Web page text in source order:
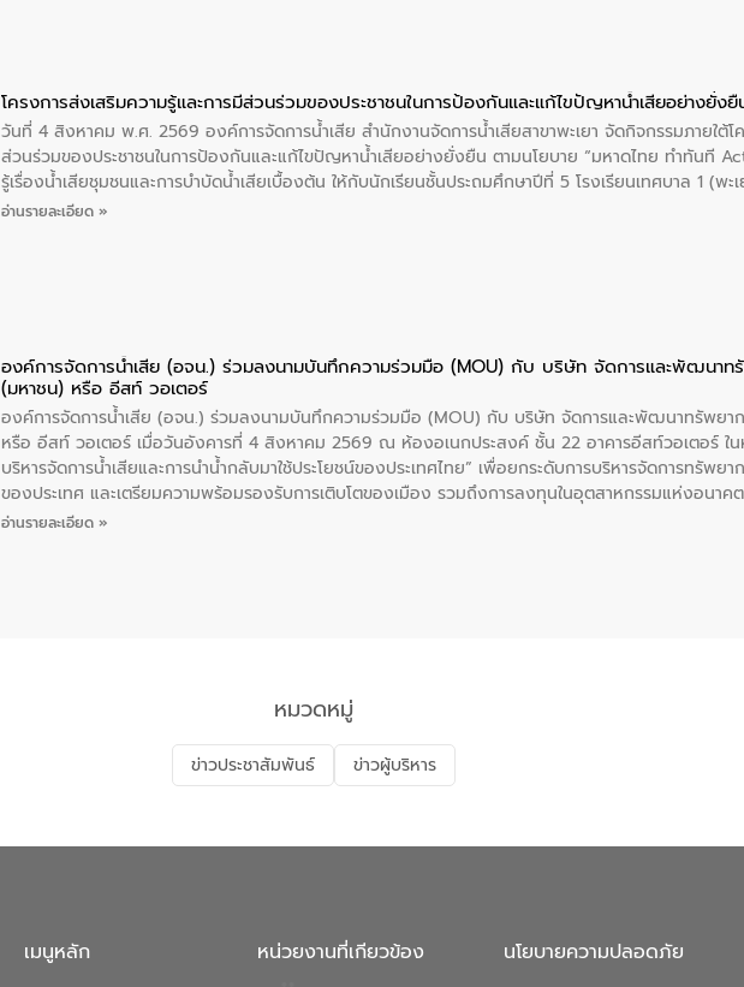
โครงการส่งเสริมความรู้และการมีส่วนร่วมของประชาชนในการป้องกันและแก้ไขปัญหาน้ำเสียอย่างยั่งยื
วันที่ 4 สิงหาคม พ.ศ. 2569 องค์การจัดการน้ำเสีย สำนักงานจัดการน้ำเสียสาขาพะเยา จัดกิจกรรมภายใต้โ
ส่วนร่วมของประชาชนในการป้องกันและแก้ไขปัญหาน้ำเสียอย่างยั่งยืน ตามนโยบาย “มหาดไทย ทำทันที
รู้เรื่องน้ำเสียชุมชนและการบำบัดน้ำเสียเบื้องต้น ให้กับนักเรียนชั้นประถมศึกษาปีที่ 5 โรงเรียนเทศบาล 1 (พ
อ่านรายละเอียด »
องค์การจัดการน้ำเสีย (อจน.) ร่วมลงนามบันทึกความร่วมมือ (MOU) กับ บริษัท จัดการและพัฒนาท
(มหาชน) หรือ อีสท์ วอเตอร์
องค์การจัดการน้ำเสีย (อจน.) ร่วมลงนามบันทึกความร่วมมือ (MOU) กับ บริษัท จัดการและพัฒนาทรัพยา
หรือ อีสท์ วอเตอร์ เมื่อวันอังคารที่ 4 สิงหาคม 2569 ณ ห้องอเนกประสงค์ ชั้น 22 อาคารอีสท์วอเตอร์ ใน
บริหารจัดการน้ำเสียและการนำน้ำกลับมาใช้ประโยชน์ของประเทศไทย” เพื่อยกระดับการบริหารจัดการทรัพย
ของประเทศ และเตรียมความพร้อมรองรับการเติบโตของเมือง รวมถึงการลงทุนในอุตสาหกรรมแห่งอนา
ท้าทายจากวิกฤตการเปลี่ยนแปลงสภาพภูมิอากาศและความเสี่ยงภัยแล้งในระยะยาว การประสานความร่วมมื
ตลอดระบบ โดยการนำน้ำบำบัดกลับมาใช้ใหม่จะช่วยลดการพึ่งพาน้ำธรรมชาติและสร้างสมดุลทางเศรษฐกิจ
ความร่วมมือระหว่างภาครัฐและภาคเอกชนในครั้งนี้ นับเป็นก้าวสำคัญของ องค์การจัดการน้ำเสีย (อจน.) ใน
ฐานด้านน้ำของประเทศ เพื่อยกระดับประสิทธิภาพการใช้ทรัพยากรน้ำให้เกิดประโยชน์สูงสุดและเป็นไปตามมาต
อ่านรายละเอียด »
หมวดหมู่
ข่าวประชาสัมพันธ์ ข่าวผู้บริหาร
เมนูหลัก หน่วยงานที่เกียวข้อง นโยบายความปลอดภัย